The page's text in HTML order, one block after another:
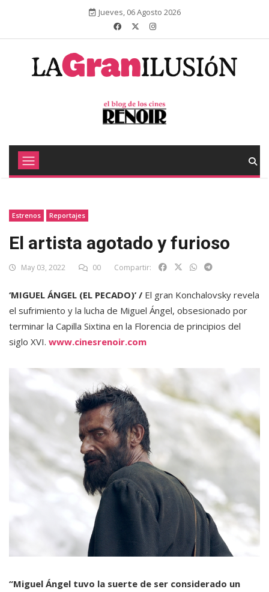
Jueves, 06 Agosto 2026
Estrenos Reportajes
El artista agotado y furioso
May 03, 2022 00 Compartir:
‘MIGUEL ÁNGEL (EL PECADO)’ / El gran Konchalovsky revela
el sufrimiento y la lucha de Miguel Ángel, obsesionado por
terminar la Capilla Sixtina en la Florencia de principios del
siglo XVI. www.cinesrenoir.com
“Miguel Ángel tuvo la suerte de ser considerado un